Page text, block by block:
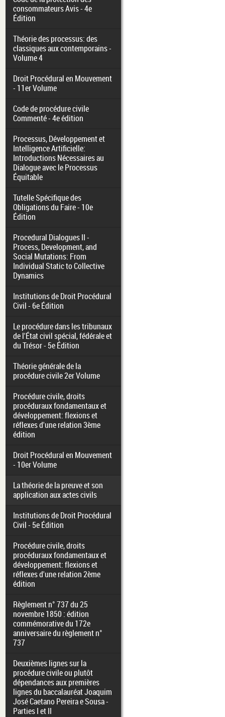
consommateurs Avis - 4e
Édition
Théorie des processus: des
classiques aux contemporains -
Volume 4
Droit Procédural en Mouvement
- 11er Volume
Code de procédure civile
Commenté - 4e édition
Processus, Développement et
Intelligence Artificielle:
Introductions Nécessaires au
Dialogue avec le Processus
Équitable
Tutelle Spécifique des
Obligations du Faire - 10e
Édition
Procedural Dialogues II -
Process, Development, and
Social Mutations: From
Individual Static to Collective
Dynamics
Institutions de Droit Procédural
Civil - 6e Édition
Le procédure dans les tribunaux
de l'État civil spécial, fédérale et
du Trésor - 5e Édition
Théorie générale de la
procédure civile 2er Volume
Procédure civile, droits
procéduraux fondamentaux et
développement: flexions et
réflexes d'une relation 3ème
édition
Droit Procédural en Mouvement
- 10er Volume
La théorie de la preuve et son
application aux actes civils
Institutions de Droit Procédural
Civil - 5e Édition
Procédure civile, droits
procéduraux fondamentaux et
développement: flexions et
réflexes d'une relation 2ème
édition
Règlement n° 737 du 25
novembre 1850 : édition
commémorative du 172e
anniversaire du règlement n°
737
Deuxièmes lignes sur la
procédure civile ou plutôt
dépendances aux premières
lignes du baccalauréat Joaquim
José Caetano Pereira e Sousa -
Parties I et II